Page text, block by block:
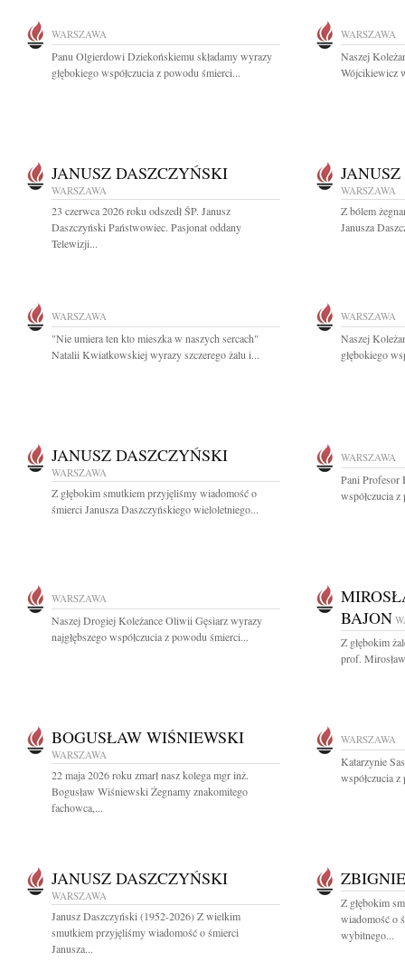
WARSZAWA
Panu Olgierdowi Dziekońskiemu składamy wyrazy
głębokiego współczucia z powodu śmierci...
WARSZAWA
Naszej
Wójcikiewicz
JANUSZ DASZCZYŃSKI
WARSZAWA
23 czerwca 2026 roku odszedł ŚP. Janusz
Daszczyński Państwowiec. Pasjonat oddany
Telewizji...
WARSZAWA
Z bólem
Janusza
WARSZAWA
"Nie umiera ten kto mieszka w naszych sercach"
Natalii Kwiatkowskiej wyrazy szczerego żalu i...
WARSZAWA
Naszej
głębokiego
JANUSZ DASZCZYŃSKI
WARSZAWA
Z głębokim smutkiem przyjęliśmy wiadomość o
śmierci Janusza Daszczyńskiego wieloletniego...
WARSZAWA
Pani Profesor
współczucia
WARSZAWA
Naszej Drogiej Koleżance Oliwii Gęsiarz wyrazy
najgłębszego współczucia z powodu śmierci...
BAJON
Z głębokim
prof.
BOGUSŁAW WIŚNIEWSKI
WARSZAWA
22 maja 2026 roku zmarł nasz kolega mgr inż.
Bogusław Wiśniewski Żegnamy znakomitego
fachowca,...
WARSZAWA
Katarzynie
współczucia
JANUSZ DASZCZYŃSKI
WARSZAWA
Janusz Daszczyński (1952-2026) Z wielkim
smutkiem przyjęliśmy wiadomość o śmierci
Janusza...
Z głębokim
wiadomość o
wybitnego...